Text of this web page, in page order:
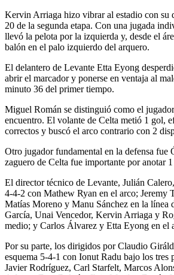
Kervin Arriaga hizo vibrar al estadio con su
20 de la segunda etapa. Con una jugada
llevó la pelota por la izquierda y, desde el
balón en el palo izquierdo del arquero.
El delantero de Levante Etta Eyong
abrir el marcador y ponerse en ventaja al
minuto 36 del primer tiempo.
Miguel Román se distinguió como el
encuentro. El volante de Celta metió 1 gol,
correctos y buscó el arco contrario con 2
Otro jugador fundamental en la defensa fue
zaguero de Celta fue importante por anotar
El director técnico de Levante, Julián
4-4-2 con Mathew Ryan en el arco; Jeremy
Matías Moreno y Manu Sánchez en la línea
García, Unai Vencedor, Kervin Arriaga y
medio; y Carlos Álvarez y Etta Eyong en el
Por su parte, los dirigidos por Claudio
esquema 5-4-1 con Ionut Radu bajo los tres
Javier Rodríguez, Carl Starfelt, Marcos